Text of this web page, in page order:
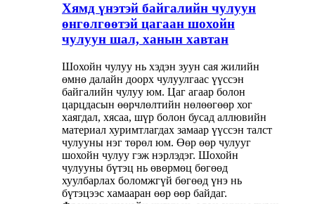
Хямд үнэтэй байгалийн чулуун
өнгөлгөөтэй цагаан шохойн
чулуун шал, ханын хавтан
Шохойн чулуу нь хэдэн зуун сая жилийн
өмнө далайн доорх чулуулгаас үүссэн
байгалийн чулуу юм. Цаг агаар болон
царцдасын өөрчлөлтийн нөлөөгөөр хог
хаягдал, хясаа, шүр болон бусад аллювийн
материал хуримтлагдах замаар үүссэн талст
чулууны нэг төрөл юм. Өөр өөр чулууг
шохойн чулуу гэж нэрлэдэг. Шохойн
чулууны бүтэц нь өвөрмөц бөгөөд
хуулбарлах боломжгүй бөгөөд үнэ нь
бүтэцээс хамааран өөр өөр байдаг.